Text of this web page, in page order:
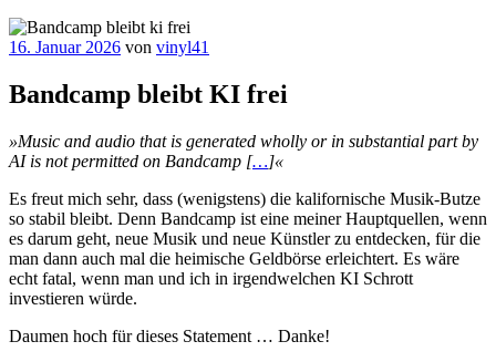
Veröffentlicht
16. Januar 2026 von vinyl41
Bandcamp bleibt KI frei
»Music and audio that is generated wholly or in substantial part by
AI is not permitted on Bandcamp […]«
Es freut mich sehr, dass (wenigstens) die kalifornische Musik-Butze
so stabil bleibt. Denn Bandcamp ist eine meiner Hauptquellen, wenn
es darum geht, neue Musik und neue Künstler zu entdecken, für die
man dann auch mal die heimische Geldbörse erleichtert. Es wäre
echt fatal, wenn man und ich in irgendwelchen KI Schrott
investieren würde.
Daumen hoch für dieses Statement … Danke!